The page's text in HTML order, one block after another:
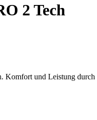
2 Tech
Komfort und Leistung